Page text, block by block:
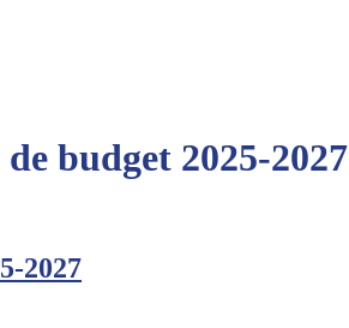
budget 2025-2027
2027